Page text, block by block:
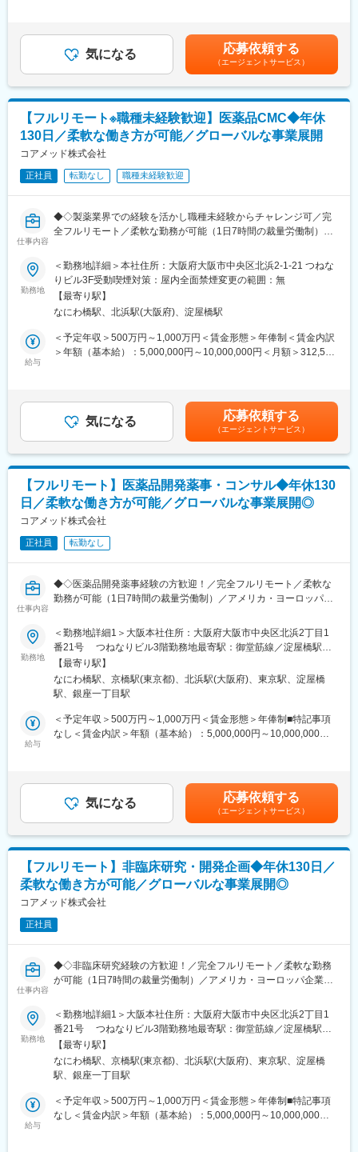
開発から臨床試験、規制関連業務、製造、流通まで、バイオ医薬
品事業の全プロセスに対応するワンストップソリューションを提
供することで、世界中の患者様にバイオ医薬品の新しい治療の選
変更の範囲：会社の定める業務
・適切なガバナンス体制の構築、意思決定の高度化
・共同購買、本部機能、ICT導入による業務オペレーションの効率
・歯科業界におけるベストプラクティス診療の導入・従業員教育
の充実と働き方改革の実践
・地域に所在する病院、施設(自宅含む)との連携強化
・集患マーケティングの企画、Web戦略立案、実行
▼一部事例
・採用・教育・シフトコントロールの実践によるリテンションの
・従業員教育の充実と働き方改革の実践
・地域に所在する病院、施設(自宅含む)との連携強化
・共同購買、本部機能、ICT導入による業務オペレーションの効率
化
・金融機関からの信頼を背景とした成長資金の提供
・経営承継後における後継者の確保と体制構築
■組織体制
CHCPグループ企業数／社員数
・企業数：9社
・社員数：約150名
グループ拠点数
・病院：全国3,076床
・薬局：全国186店舗
・在宅サービス拠点：323拠点
・歯科医院：237チェア
上記、想定年収のためスキルやご経験に応じて変動する可能性あ
り■昇給：有（※会社業績、勤務成績、成果に応じる）■賞与：有
（※会社業績に応じる。上記想定年収には賞与含まず）賃金はあく
までも目安の金額であり、選考を通じて上下する可能性がありま
す。月給(月額)は固定手当を含めた表記です。
気になる 応募依頼する
（エージェントサービス）
【フルリモート※職種未経験歓迎】医薬品CMC◆年休
130日／柔軟な働き方が可能／グローバルな事業展開
コアメッド株式会社
正社員 転勤なし 職種未経験歓迎
仕事内容
◆◇製薬業界での経験を活かし職種未経験からチャレンジ可／完
全フルリモート／柔軟な勤務が可能（1日7時間の裁量労働制）／
戦略のコンサルティング会社◆◇
■仕事内容：
医薬品開発におけるCMC領域を中心に、コンサルティングおよび
各種申請資料の作成業務をお任せします。
新薬承認に関わる品質・製造・試験に関する戦略立案から資料作
成までを担っていただきます。
る資料の整備・評価・助言・企画の設定
・製造方法/試験方法に関する資料の評価・助言
・安定性試験に関する資料の評価・助言
※クライアントは欧米製薬会社または外資系製薬会社がほとんどで
す。
にあたっていただきます。
通常医薬品メーカー出身が会員である関西医薬協会に、当社は会
員として登録しています。業界関連のセミナーにも参加すること
プデートできる環境です。
■働き方：
◎完全在宅勤務のため、拠点（東京・大阪）の近くにお住まいで
なくてもご就業いただけます。
場合、お子様の通院やご都合に合わせて業務時間を調整できま
す。
・会議や打ち合わせで必要な時は大阪・東京等へ出張（宿泊も伴
います）が発生します。
※国内出張の頻度は1~3回/年です。（海外出張はほとんどありませ
ん。）
■組織構成：
CMC担当11名（2名男性、9名女性）
30代～40代で構成されています。
お子様がおられる社員が多く、在宅勤務のため子育てしながらキ
研究所での経験、CMC薬事の経験者が多いです。
勤務地
＜勤務地詳細＞本社住所：大阪府大阪市中央区北浜2-1-21 つねな
りビル3F受動喫煙対策：屋内全面禁煙変更の範囲：無
【最寄り駅】
なにわ橋駅、北浜駅(大阪府)、淀屋橋駅
給与
＜予定年収＞500万円～1,000万円＜賃金形態＞年俸制＜賃金内訳
＞年額（基本給）：5,000,000円～10,000,000円＜月額＞312,500
平均で夏2ヶ月分、冬2ヶ月分）賃金はあくまでも目安の金額であ
り、選考を通じて上下する可能性があります。月給(月額)は固定手
気になる 応募依頼する
（エージェントサービス）
【フルリモート】医薬品開発薬事・コンサル◆年休130
日／柔軟な働き方が可能／グローバルな事業展開◎
コアメッド株式会社
正社員 転勤なし
仕事内容
◆◇医薬品開発薬事経験の方歓迎！／完全フルリモート／柔軟な
勤務が可能（1日7時間の裁量労働制）／アメリカ・ヨーロッパ企
会社◆◇
■業務内容：
医薬品開発における薬事戦略の立案・評価・助言を中心としたコ
ンサルティング業務をお任せします。承認取得に向けた最適な戦
略を設計する上流ポジションです。
・クライアントの基本戦略を踏まえた薬事戦略の立案
・日米欧（MHLW／PMDA・FDA・EMA）を横断したグローバル
・三極規制当局との事前相談を含むリエゾン業務および規制動向
の調査・分析・アドバイス
・新薬ライセンス導入時のデューデリジェンス対応
■業務の特徴：
・プロジェクトは個人で完結させるのではなく、社内メンバーと
連携しながら分担して推進しています。
われる環境です。
通常医薬品メーカー出身が会員である関西医薬協会に、当社は会
員として登録しています。業界関連のセミナーにも参加すること
プデートできる環境です。
■働き方：
◎完全在宅勤務のため、拠点（東京・大阪）の近くにお住まいで
なくてもご就業いただけます。
場合、お子様の通院やご都合に合わせて業務時間を調整できま
す。
勤務地
＜勤務地詳細1＞大阪本社住所：大阪府大阪市中央区北浜2丁目1
番21号 つねなりビル3階勤務地最寄駅：御堂筋線／淀屋橋駅受
動喫煙対策：屋内全面禁煙＜勤務地詳細2＞東京支社住所：東京都
千代田区丸の内1-11-1 パシフィックセンチュリープレイス丸の内
13階 受動喫煙対策：屋内全面禁煙変更の範囲：無
【最寄り駅】
なにわ橋駅、京橋駅(東京都)、北浜駅(大阪府)、東京駅、淀屋橋
駅、銀座一丁目駅
給与
＜予定年収＞500万円～1,000万円＜賃金形態＞年俸制■特記事項
なし＜賃金内訳＞年額（基本給）：5,000,000円～10,000,000円
額であり、選考を通じて上下する可能性があります。月給(月額)は
固定手当を含めた表記です。
気になる 応募依頼する
（エージェントサービス）
【フルリモート】非臨床研究・開発企画◆年休130日／
柔軟な働き方が可能／グローバルな事業展開◎
コアメッド株式会社
正社員
仕事内容
◆◇非臨床研究経験の方歓迎！／完全フルリモート／柔軟な勤務
が可能（1日7時間の裁量労働制）／アメリカ・ヨーロッパ企業と
◆◇
■仕事内容：
承認申請・取得に向けた非（前）臨床開発戦略の構築・評価・分
析・助言を中心としたコンサルティング業務をお任せします。
開発初期段階から関与し、医薬品開発の方向性を左右する戦略立
案に携わる上流ポジションです。
・各種動物実験受託機関（CRO）の選定・評価分析・実施支援
勤務地
＜勤務地詳細1＞大阪本社住所：大阪府大阪市中央区北浜2丁目1
番21号 つねなりビル3階勤務地最寄駅：御堂筋線／淀屋橋駅受
動喫煙対策：屋内全面禁煙＜勤務地詳細2＞東京支社住所：東京都
千代田区丸の内1-11-1 パシフィックセンチュリープレイス丸の内
13階 受動喫煙対策：屋内全面禁煙変更の範囲：無
【最寄り駅】
なにわ橋駅、京橋駅(東京都)、北浜駅(大阪府)、東京駅、淀屋橋
駅、銀座一丁目駅
給与
＜予定年収＞500万円～1,000万円＜賃金形態＞年俸制■特記事項
なし＜賃金内訳＞年額（基本給）：5,000,000円～10,000,000円